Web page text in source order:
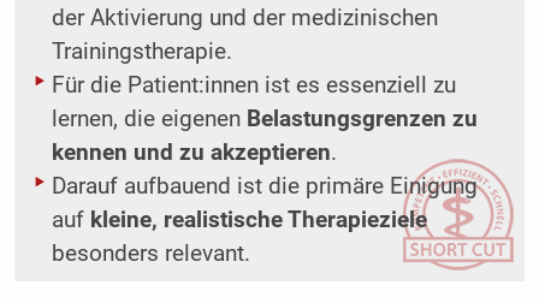
der Aktivierung und der medizinischen
Trainingstherapie.
Für die Patient:innen ist es essenziell zu
lernen, die eigenen Belastungsgrenzen zu
kennen und zu akzeptieren.
Darauf aufbauend ist die primäre Einigung
auf kleine, realistische Therapieziele
besonders relevant.